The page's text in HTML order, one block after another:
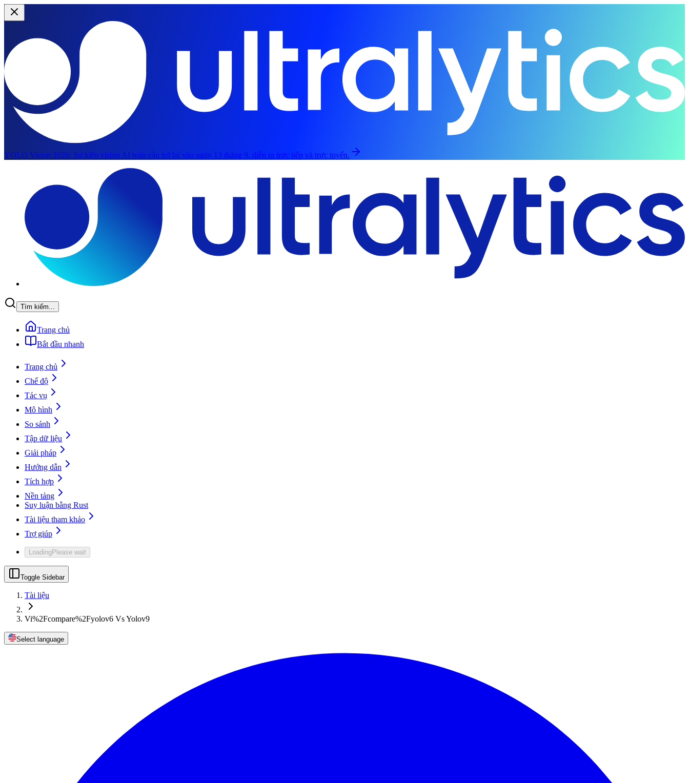
YOLO Vision 2026: Sự kiện vision AI toàn cầu trở lại vào ngày 13 tháng 9, diễn ra trực tiếp và trực tuyến.
Tìm kiếm...
Trang chủ
Bắt đầu nhanh
Trang chủ
Chế độ
Tác vụ
Mô hình
So sánh
Tập dữ liệu
Giải pháp
Hướng dẫn
Tích hợp
Nền tảng
Suy luận bằng Rust
Tài liệu tham khảo
Trợ giúp
LoadingPlease wait
Toggle Sidebar
Tài liệu
Vi%2Fcompare%2Fyolov6 Vs Yolov9
Select language